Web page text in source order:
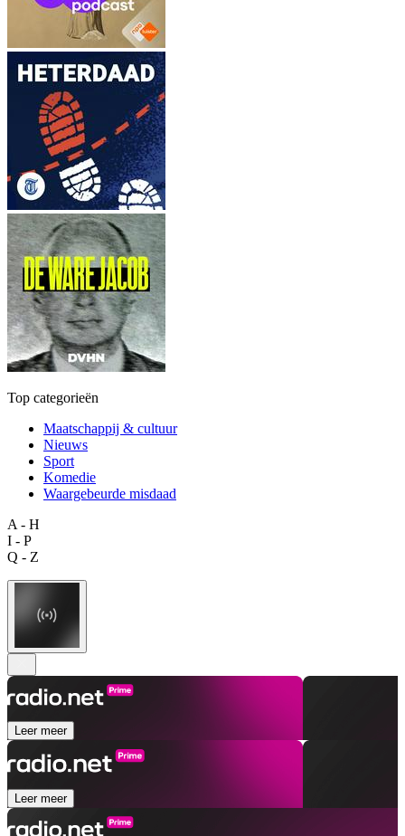
Top categorieën
Maatschappij & cultuur
Nieuws
Sport
Komedie
Waargebeurde misdaad
A - H
I - P
Q - Z
Leer meer
Leer meer